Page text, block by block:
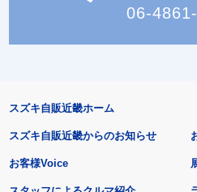
06-
スズキ自販近畿ホーム
スズキ自販近畿からのお知らせ
お客様Voice